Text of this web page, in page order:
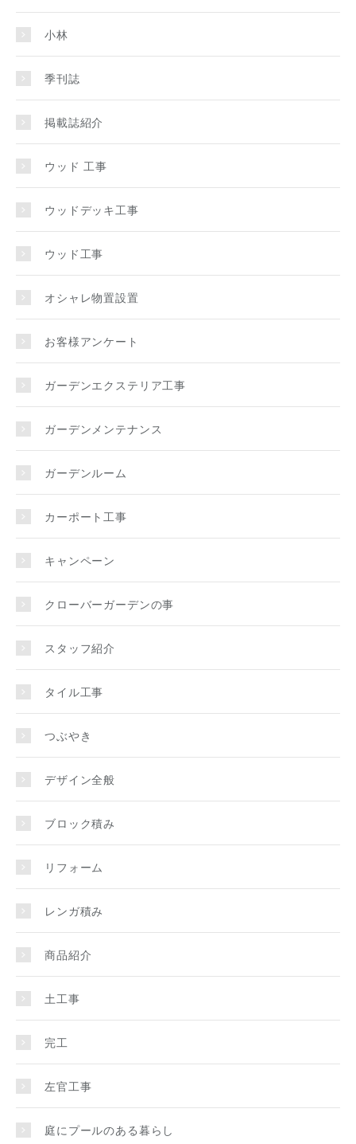
小林
季刊誌
掲載誌紹介
ウッド 工事
ウッドデッキ工事
ウッド工事
オシャレ物置設置
お客様アンケート
ガーデンエクステリア工事
ガーデンメンテナンス
ガーデンルーム
カーポート工事
キャンペーン
クローバーガーデンの事
スタッフ紹介
タイル工事
つぶやき
デザイン全般
ブロック積み
リフォーム
レンガ積み
商品紹介
土工事
完工
左官工事
庭にプールのある暮らし